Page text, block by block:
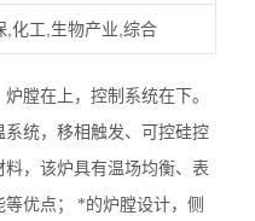
,化工,生物产业,综合
膛在上，控制系统在下。
系统，移相触发、可控硅控
，该炉具有温场均衡、表
优点；
*的炉膛设计，侧